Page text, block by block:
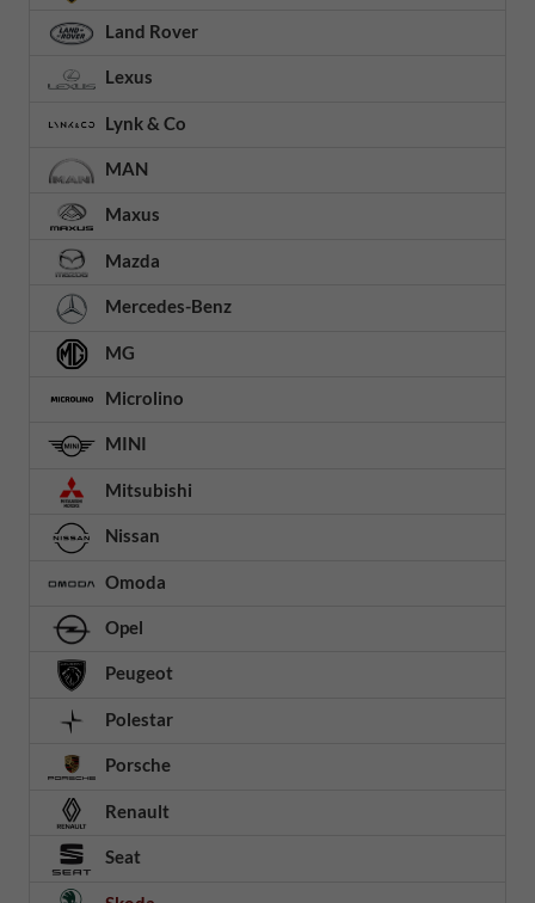
Land Rover
Lexus
Lynk & Co
MAN
Maxus
Mazda
Mercedes-Benz
MG
Microlino
MINI
Mitsubishi
Nissan
Omoda
Opel
Peugeot
Polestar
Porsche
Renault
Seat